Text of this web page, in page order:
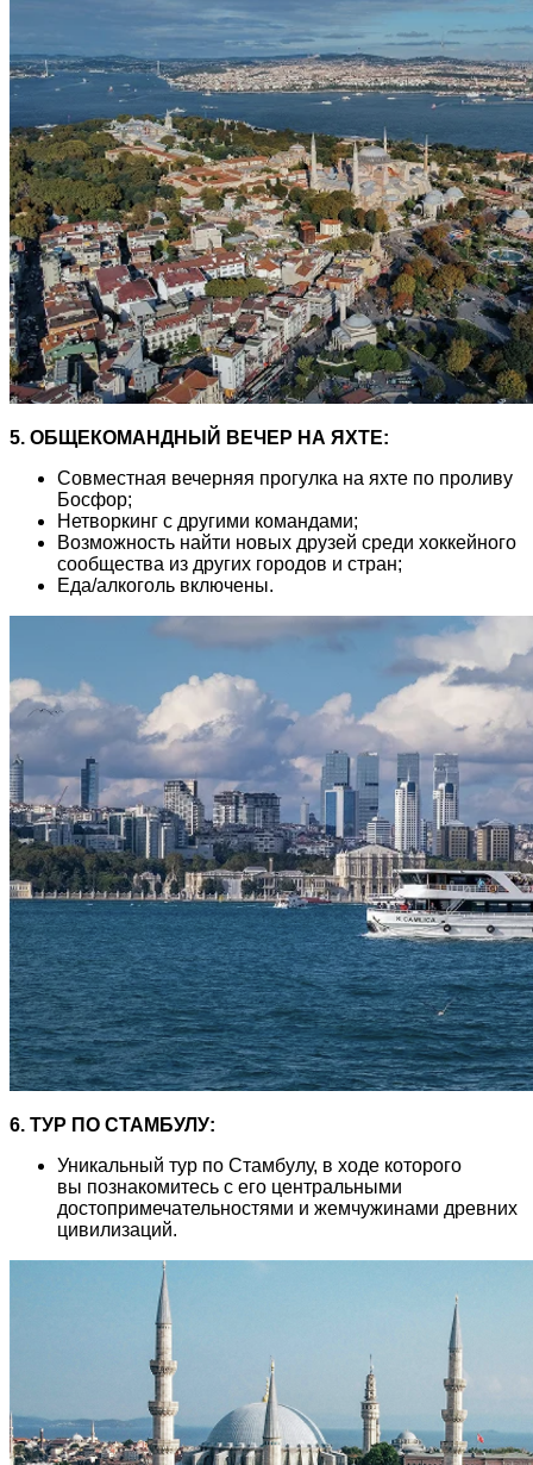
5. ОБЩЕКОМАНДНЫЙ ВЕЧЕР НА ЯХТЕ:
Совместная вечерняя прогулка на яхте по проливу
Босфор;
Нетворкинг с другими командами;
Возможность найти новых друзей среди хоккейного
сообщества из других городов и стран;
Еда/алкоголь включены.
6. ТУР ПО СТАМБУЛУ:
Уникальный тур по Стамбулу, в ходе которого
вы познакомитесь с его центральными
достопримечательностями и жемчужинами древних
цивилизаций.